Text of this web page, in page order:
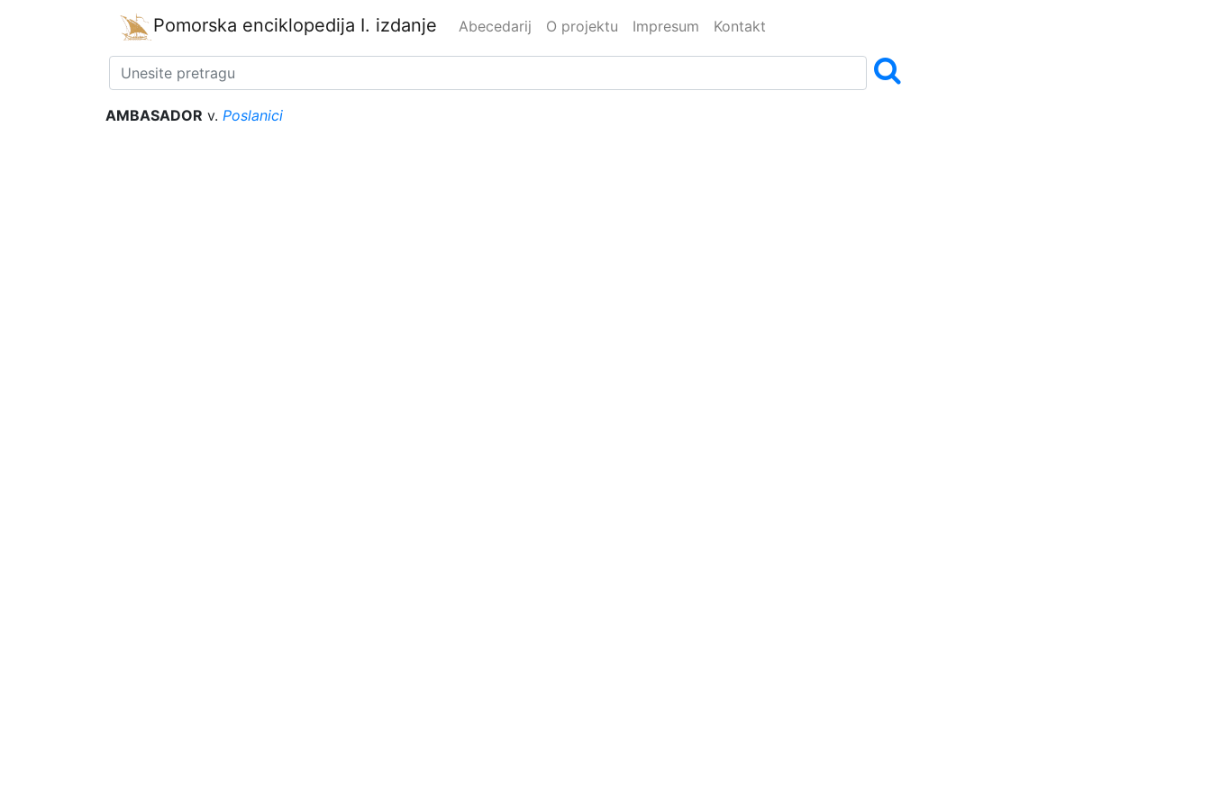
Pomorska enciklopedija I. izdanje Abecedarij O projektu Impresum Kontakt
AMBASADOR v. Poslanici